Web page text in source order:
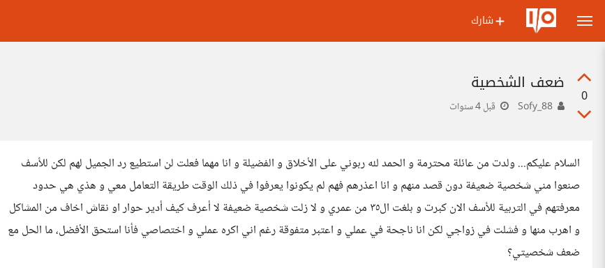
شارك
0
ضعف الشخصية
قبل 4 سنوات
السلام عليكم... ولدت من عائلة محترمة و الحمد لله ربوني على الأخلاق و الفضيلة و انا مهما فعلت لن استطيع رد الجميل لهم لكن للأسف
صنعوا مني شخصية ضعيفة دون قصد منهم و انا اعذرهم فهم لم يكونوا يعرفوا في ذلك الوقت طريقة التعامل معي و هذي هي حدود
معرفتهم في التربية للأسف الان كبرت و بلغت ال٣٥ من عمري و لا زلت شخصية ضعيفة لا أعرف كيف أدير حوار او نقاش اخاف من المشاكل
و اهرب منها و فشلت في زواجي لكن انا ناجحة في عملي و اعتبر متفوقة رغم اني اكره عملي و اختصاصي فأنا استحق الأفضل، ما الحل مع
ضعف شخصيتي؟